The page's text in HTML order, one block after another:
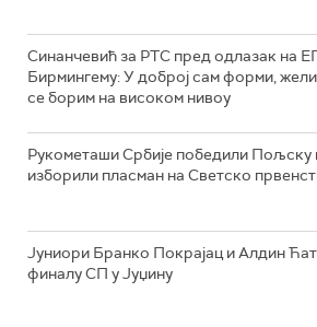
Синанчевић за РТС пред одлазак на
Бирмингему: У доброј сам форми,
се борим на високом нивоу
Рукометаши Србије победили Пољску
изборили пласман на Светско
Јуниори Бранко Покрајац и Алдин
финалу СП у Јуџину